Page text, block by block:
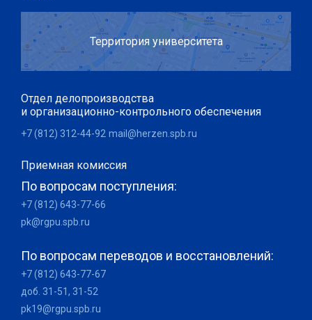
Территория университета
Отдел делопроизводства
и организационно-контрольного обеспечения
+7 (812) 312-44-92 mail@herzen.spb.ru
Приемная комиссия
По вопросам поступления:
+7 (812) 643-77-66
pk@rgpu.spb.ru
По вопросам переводов и восстановлений:
+7 (812) 643-77-67
доб. 31-51, 31-52
pk19@rgpu.spb.ru